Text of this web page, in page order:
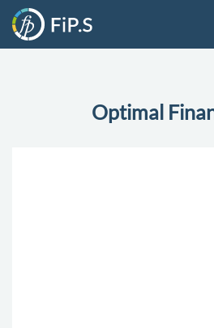
Optimal